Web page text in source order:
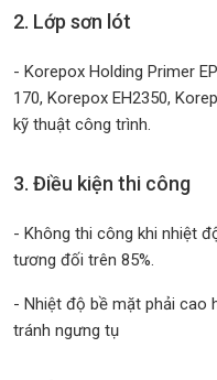
2. Lớp sơn lót
- Korepox Holding Primer
170, Korepox EH2350,
kỹ thuật công trình.
3. Điều kiện thi công
- Không thi công khi nhiệt
tương đối trên 85%.
- Nhiệt độ bề mặt phải
tránh ngưng tụ